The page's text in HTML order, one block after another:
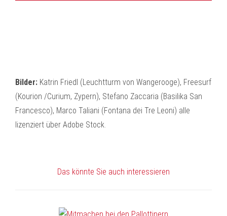
Bilder: Katrin Friedl (Leuchtturm von Wangerooge), Freesurf
(Kourion /Curium, Zypern), Stefano Zaccaria (Basilika San
Francesco), Marco Taliani (Fontana dei Tre Leoni) alle
lizenziert über Adobe Stock.
Das könnte Sie auch interessieren